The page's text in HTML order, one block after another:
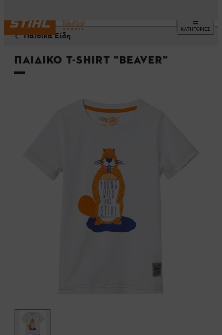
ΚΑΤΗΓΟΡΙΕΣ
Παιδικά Είδη
Παιδικό t-shirt "BEAVER"